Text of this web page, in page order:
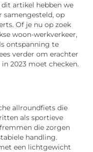
dit artikel hebben we
samengesteld, op
Of je nu op zoek
woon-werkverkeer,
ontspanning te
verder om erachter
in 2023 moet checken.
allroundfiets die
als sportieve
die zorgen
handling.
een lichtgewicht